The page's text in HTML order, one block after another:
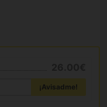
¡Avisadme!